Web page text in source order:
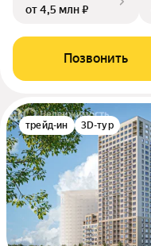
от 4,5 млн ₽
Позвонить
трейд-ин 3D-тур